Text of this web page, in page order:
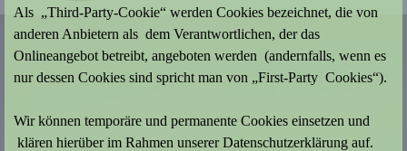
Als „Third-Party-Cookie“ werden Cookies bezeichnet, die von
anderen Anbietern als dem Verantwortlichen, der das
Onlineangebot betreibt, angeboten werden (andernfalls, wenn es
nur dessen Cookies sind spricht man von „First-Party Cookies“).
Wir können temporäre und permanente Cookies einsetzen und
klären hierüber im Rahmen unserer Datenschutzerklärung auf.